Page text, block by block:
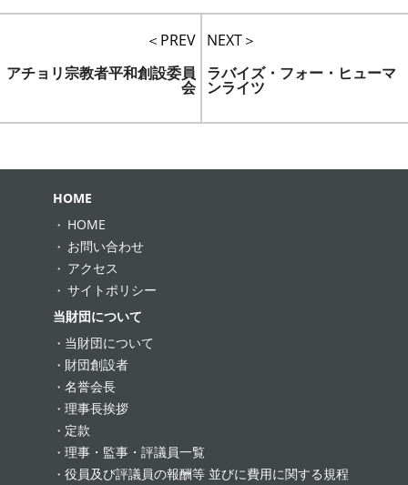
＜PREV
アチョリ宗教者平和創設委員
会
NEXT＞
ラバイズ・フォー・ヒューマ
ンライツ
HOME
HOME
お問い合わせ
アクセス
サイトポリシー
当財団について
当財団について
財団創設者
名誉会長
理事長挨拶
定款
理事・監事・評議員一覧
役員及び評議員の報酬等 並びに費用に関する規程